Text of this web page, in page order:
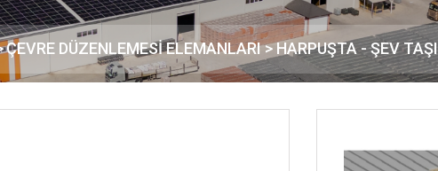
ÇEVRE DÜZENLEMESİ ELEMANLARI >HARPUŞTA - ŞEV TAŞI